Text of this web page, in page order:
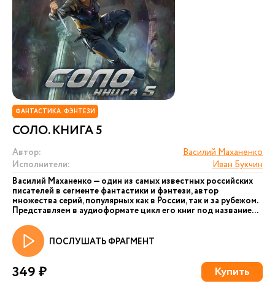
ФАНТАСТИКА. ФЭНТЕЗИ
СОЛО. КНИГА 5
Автор:
Василий Маханенко
Исполнители:
Иван Букчин
Василий Маханенко — один из самых известных российских
писателей в сегменте фантастики и фэнтези, автор
множества серий, популярных как в России, так и за рубежом.
Представляем в аудиоформате цикл его книг под название...
ПОСЛУШАТЬ ФРАГМЕНТ
349 ₽ Купить